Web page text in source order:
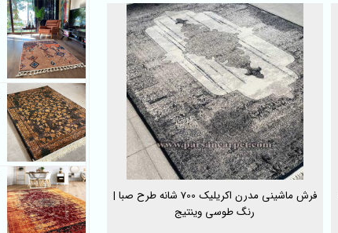
فرش ماشینی مدرن اکریلیک 700 شانه طرح صبا |
رنگ طوسی وینتیج